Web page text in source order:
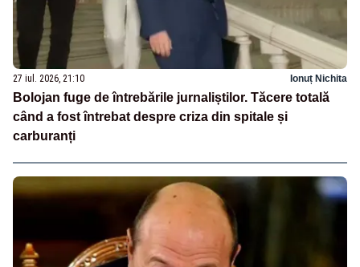
27 iul. 2026, 21:10 Ionuț Nichita
Bolojan fuge de întrebările jurnaliștilor. Tăcere totală
când a fost întrebat despre criza din spitale și
carburanți